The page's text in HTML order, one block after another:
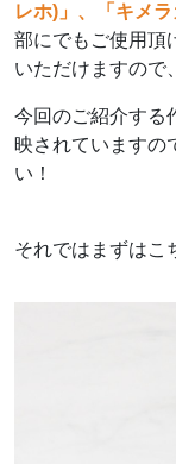
レホ)」、「キメラ
部にでもご使用頂
いただけますので
今回のご紹介する
映されていますの
い！
それではまずはこ